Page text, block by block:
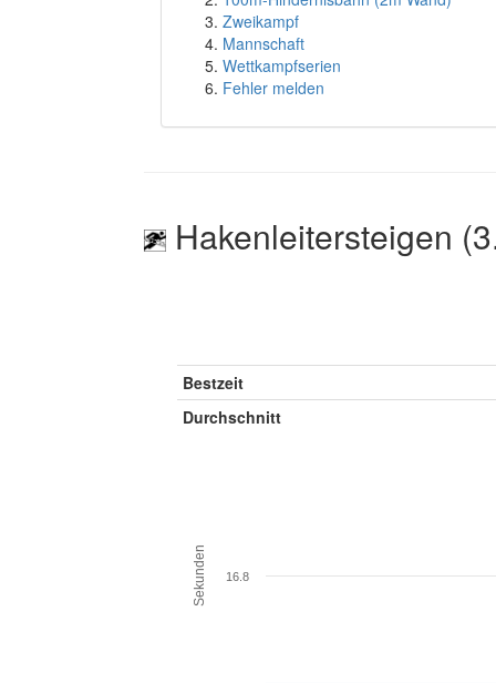
Zweikampf
Mannschaft
Wettkampfserien
Fehler melden
Hakenleitersteigen
Bestzeit
Durchschnitt
Sekunden 16.8